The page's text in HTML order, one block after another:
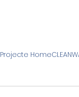
Projecte Home